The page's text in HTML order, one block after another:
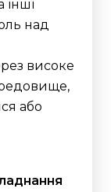
інші
над
високе
або